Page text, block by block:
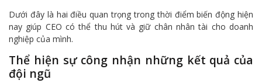
Dưới đây là hai điều quan trọng trong thời điểm biến động hiện
nay giúp CEO có thể thu hút và giữ chân nhân tài cho doanh
nghiệp của mình.
Thể hiện sự công nhận những kết quả của
đội ngũ